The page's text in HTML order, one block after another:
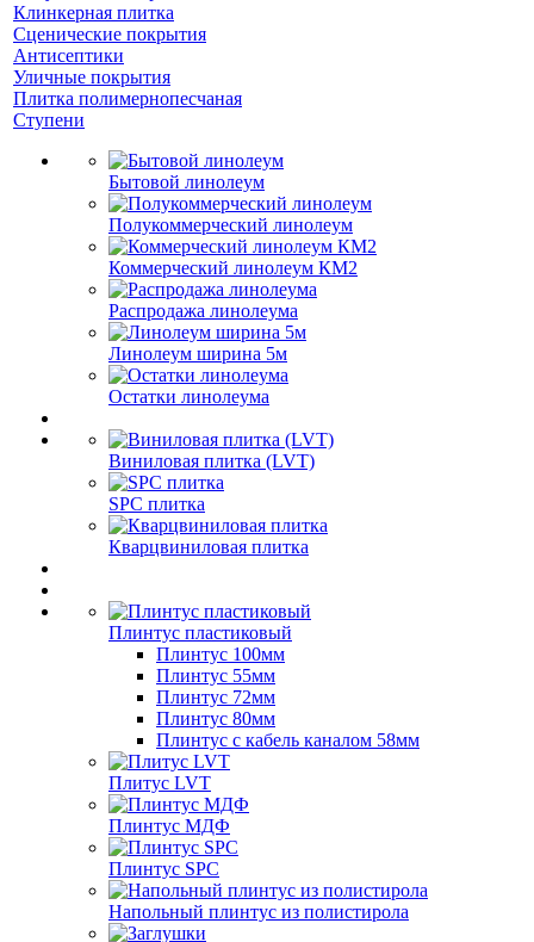
Клинкерная плитка
Сценические покрытия
Антисептики
Уличные покрытия
Плитка полимернопесчаная
Ступени
Бытовой линолеум
Полукоммерческий линолеум
Коммерческий линолеум КМ2
Распродажа линолеума
Линолеум ширина 5м
Остатки линолеума
Виниловая плитка (LVT)
SPC плитка
Кварцвиниловая плитка
Плинтус пластиковый
Плинтус 100мм
Плинтус 55мм
Плинтус 72мм
Плинтус 80мм
Плинтус с кабель каналом 58мм
Плитус LVT
Плинтус МДФ
Плинтус SPC
Напольный плинтус из полистирола